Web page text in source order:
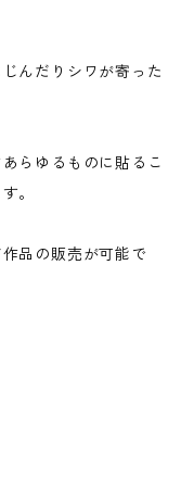
んだりシワが寄った
らゆるものに貼るこ
。
品の販売が可能で